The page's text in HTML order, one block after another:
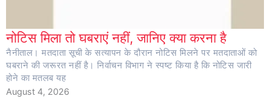
नोटिस मिला तो घबराएं नहीं, जानिए क्या करना है
नैनीताल। मतदाता सूची के सत्यापन के दौरान नोटिस मिलने पर मतदाताओं को
घबराने की जरूरत नहीं है। निर्वाचन विभाग ने स्पष्ट किया है कि नोटिस जारी
होने का मतलब यह
August 4, 2026